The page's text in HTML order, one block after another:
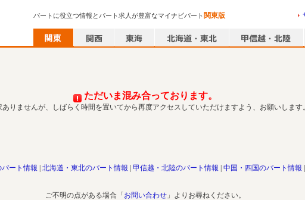
パートに役立つ情報とパート求人が豊富なマイナビパート 関東版
ただいま混み合っております。
ありませんが、しばらく時間を置いてから再度アクセスしていただけますよう、お願いします。
ート情報 北海道・東北のパート情報 甲信越・北陸のパート情報 中国・四国のパート情報
ご不明の点がある場合「 お問い合わせ 」よりお尋ねください。